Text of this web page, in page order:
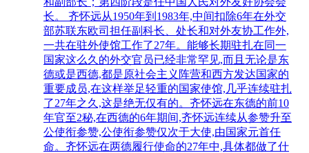
长。 齐怀远从1950年到1983年,中间扣除6年在外交
部苏联东欧司担任副科长、处长和对外友协工作外,
一共在驻外使馆工作了27年。能够长期驻扎在同一
国家这么久的外交官员已经非常罕见,而且无论是东
德或是西德,都是原社会主义阵营和西方发达国家的
重要成员,在这样举足轻重的国家使馆,几乎连续驻扎
了27年之久,这是绝无仅有的。齐怀远在东德的前10
年官至2秘,在西德的6年期间,齐怀远连续从参赞升至
公使衔参赞,公使衔参赞仅次于大使,由国家元首任
命。齐怀远在两德履行使命的27年中,具体都做了什